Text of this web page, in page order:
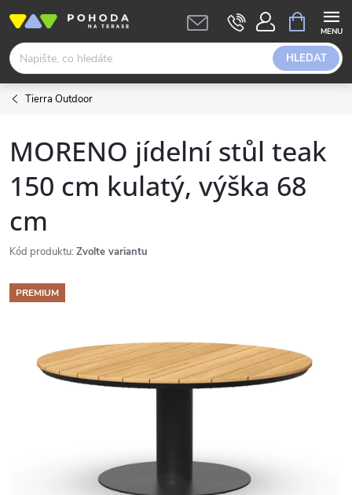
obsah
HLEDAT
NÁKUPNÍ
KOŠÍK
Tierra Outdoor
MORENO jídelní stůl teak
150 cm kulatý, výška 68
cm
Kód produktu: Zvolte variantu
PREMIUM